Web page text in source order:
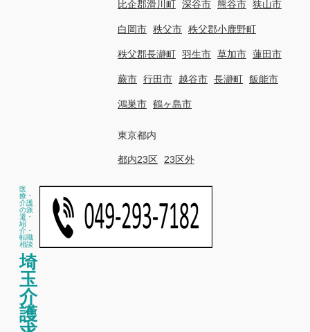
比企郡滑川町 深谷市 熊谷市 狭山市
白岡市 秩父市 秩父郡小鹿野町
秩父郡長瀞町 羽生市 草加市 蓮田市
蕨市 行田市 越谷市 長瀞町 飯能市
鴻巣市 鶴ヶ島市
東京都内
都内23区 23区外
医
療・
介護
の派
遣・
紹
介・
転職
相談
埼
玉
介
護